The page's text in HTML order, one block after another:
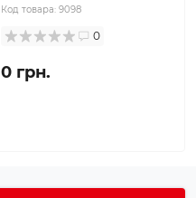
Код товара: 9098
0
0 грн.